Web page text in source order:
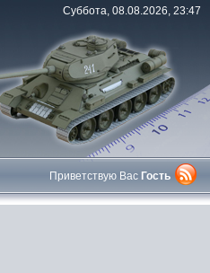
Суббота, 08.08.2026, 23:47
Приветствую Вас Гость